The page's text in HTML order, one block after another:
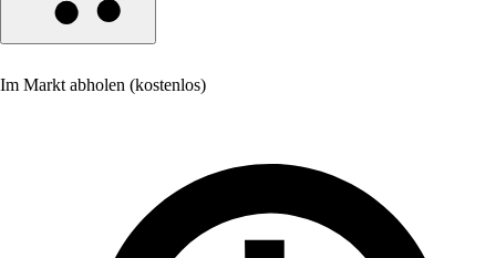
Im Markt abholen (kostenlos)